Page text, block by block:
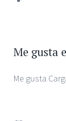
Me gusta
Me gusta